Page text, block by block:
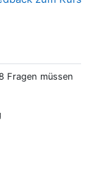
Fragen müssen